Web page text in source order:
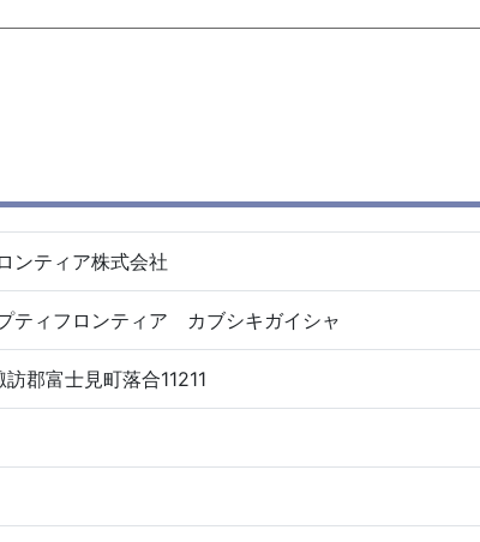
ンティア株式会社
ティフロンティア カブシキガイシャ
郡富士見町落合11211